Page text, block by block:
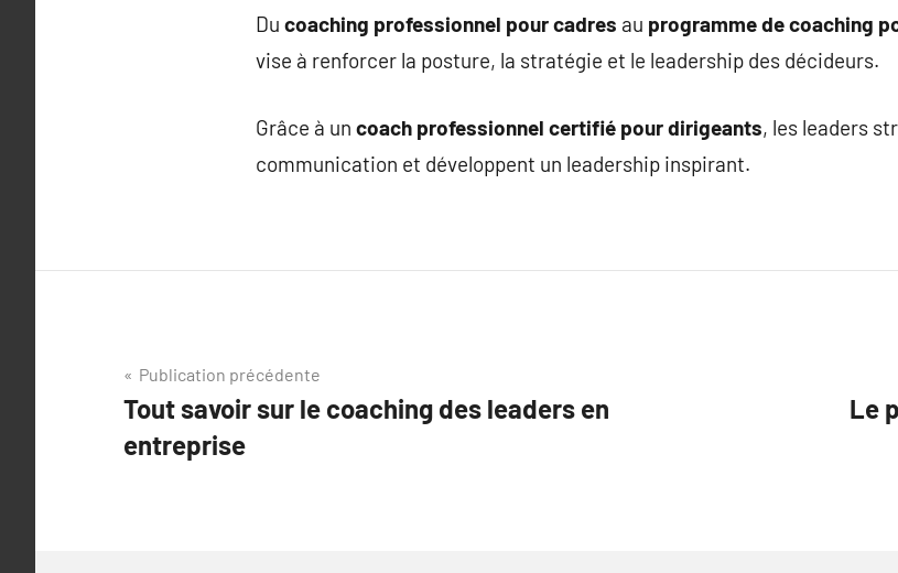
Du coaching professionnel pour cadres au programme de coaching
vise à renforcer la posture, la stratégie et le leadership des décideurs.
Grâce à un coach professionnel certifié pour dirigeants, les leaders
communication et développent un leadership inspirant.
Navigation
de
l’article
Publication précédente
Tout savoir sur le coaching des leaders en
entreprise
Le